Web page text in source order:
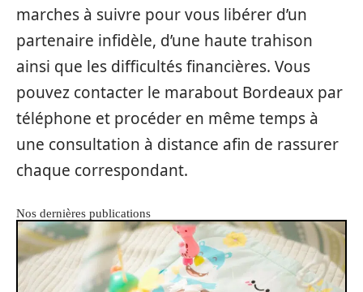
marches à suivre pour vous libérer d’un
partenaire infidèle, d’une haute trahison
ainsi que les difficultés financières. Vous
pouvez contacter le marabout Bordeaux par
téléphone et procéder en même temps à
une consultation à distance afin de rassurer
chaque correspondant.
Nos dernières publications